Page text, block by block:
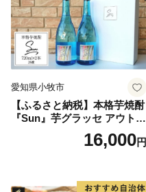
愛知県小牧市
【ふるさと納税】本格芋焼酎
『Sun』芋グラッセ アウトド
ア ソロキャンプ ベランピン
グ 巣ごもり 就労支援16,000円